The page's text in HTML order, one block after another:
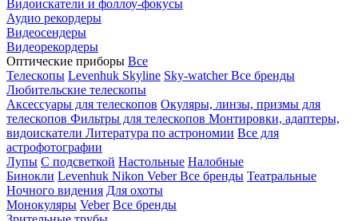
Видоискатели и фоллоу-фокусы
Аудио рекордеры
Видеосендеры
Видеорекордеры
Оптические приборы Все
Телескопы Levenhuk Skyline Sky-watcherВсе бренды
Любительские телескопы
Аксессуары для телескопов Окуляры, линзы, призмы для
телескопов Фильтры для телескопов Монтировки, адаптеры,
видоискатели Литература по астрономии Все для
астрофотографии
Лупы С подсветкой Настольные Налобные
Бинокли Levenhuk Nikon VeberВсе бренды Театральные
Ночного видения Для охоты
Монокуляры Veber Все бренды